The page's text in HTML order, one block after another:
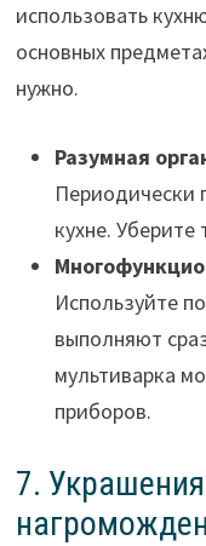
использовать
основных
нужно.
Разумная
Периодически
кухне. Уберите
Используйте
выполняют
мультиварка
приборов.
7.